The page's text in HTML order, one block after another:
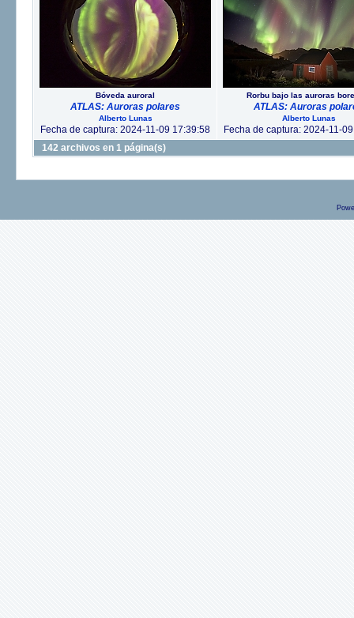
Bóveda auroral
ATLAS: Auroras polares
Alberto Lunas
Fecha de captura: 2024-11-09 17:39:58
Rorbu bajo las auroras
ATLAS: Auroras
Alberto Lunas
Fecha de captura: 2024-11-
142 archivos en 1 página(s)